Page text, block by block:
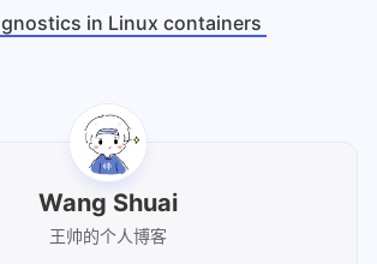
in Linux containers
Wang Shuai
王帅的个人博客